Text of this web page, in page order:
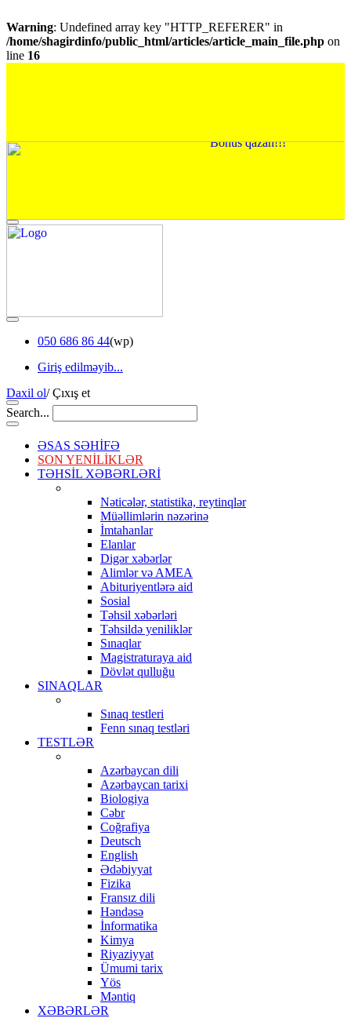
Warning: Undefined array key "HTTP_REFERER" in
/home/shagirdinfo/public_html/articles/article_main_file.php on
line 16
050 686 86 44(wp)
Giriş edilməyib...
Daxil ol/Çıxış et
Search...
ƏSAS SƏHİFƏ
SON YENİLİKLƏR
TƏHSİL XƏBƏRLƏRİ
Nəticələr, statistika, reytinqlər
Müəllimlərin nəzərinə
İmtahanlar
Elanlar
Digər xəbərlər
Alimlər və AMEA
Abituriyentlərə aid
Sosial
Təhsil xəbərləri
Təhsildə yeniliklər
Sınaqlar
Magistraturaya aid
Dövlət qulluğu
SINAQLAR
Sınaq testleri
Fenn sınaq testləri
TESTLƏR
Azərbaycan dili
Azərbaycan tarixi
Biologiya
Cəbr
Coğrafiya
Deutsch
English
Ədəbiyyat
Fizika
Fransız dili
Həndəsə
İnformatika
Kimya
Riyaziyyat
Ümumi tarix
Yös
Məntiq
XƏBƏRLƏR